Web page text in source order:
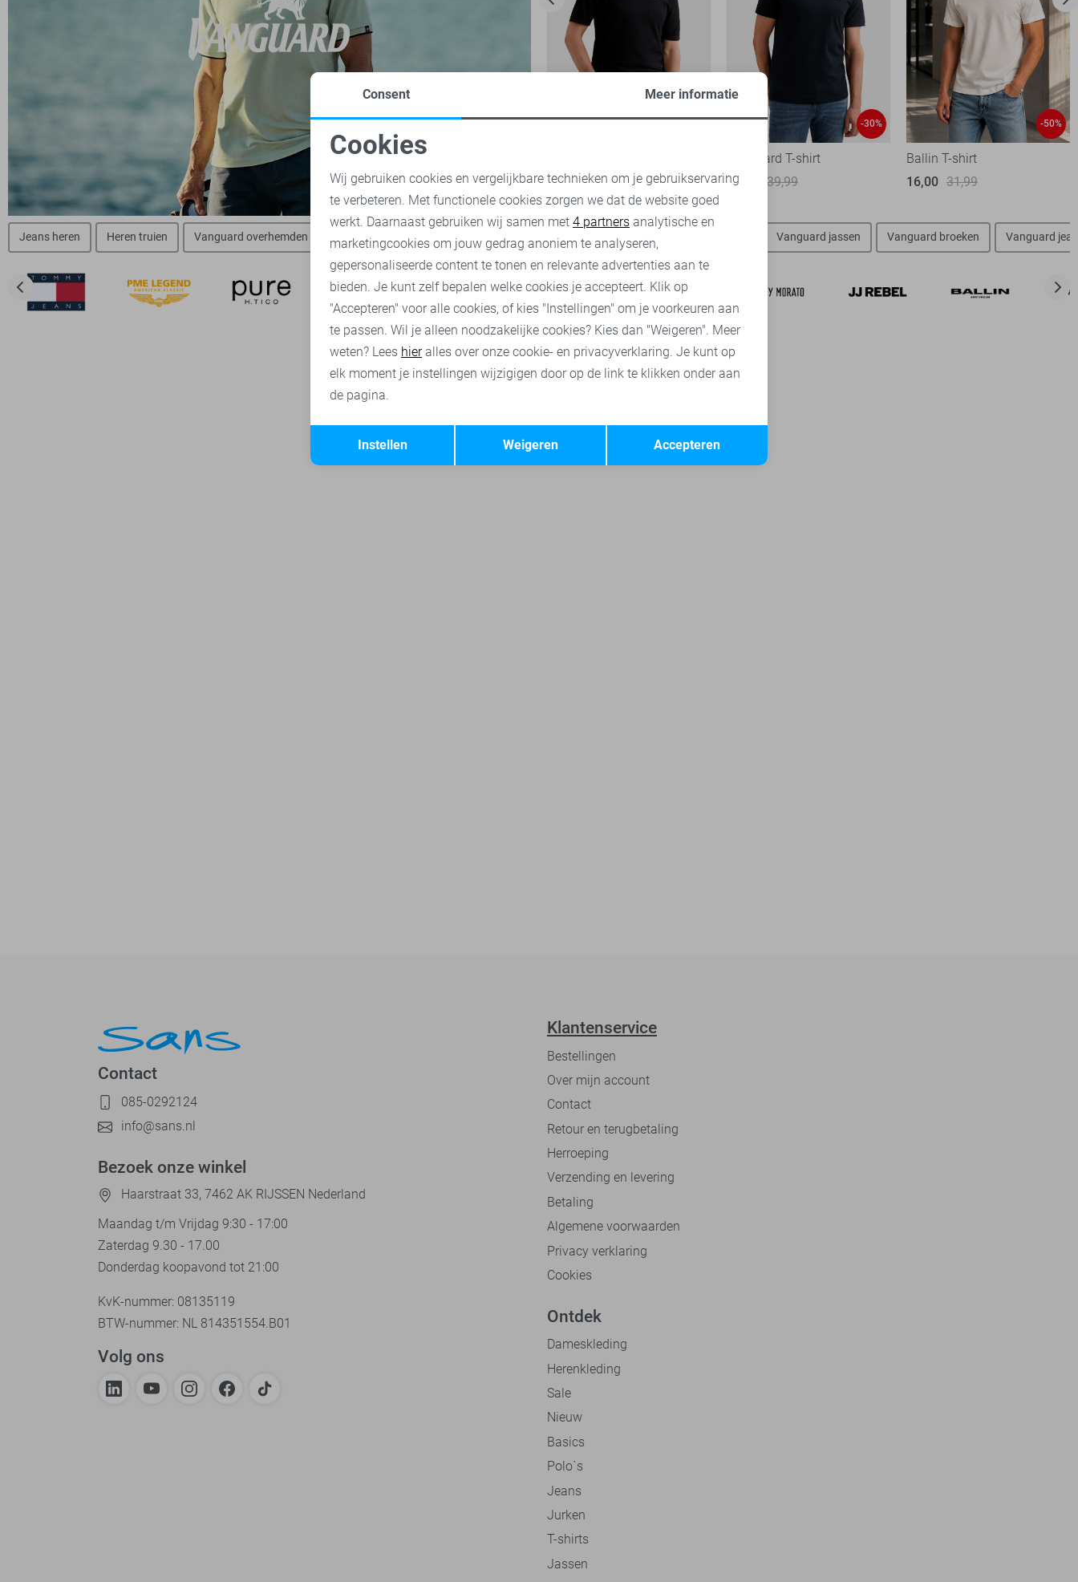
-30%
63,00
89,99
-30%
Vanguard T-shirt
28,00
39,99
-50%
Ballin T-shirt
16,00 31,99
Jeans heren Heren truien Vanguard overhemden Vanguard t-shirts Vanguard polo`s Vanguard truien Vanguard jassen Vanguard broeken Vanguard
Contact
085-0292124
info@sans.nl
Bezoek onze winkel
Haarstraat 33, 7462 AK RIJSSEN Nederland
Maandag t/m Vrijdag 9:30 - 17:00
Zaterdag 9.30 - 17.00
Donderdag koopavond tot 21:00
KvK-nummer: 08135119
BTW-nummer: NL 814351554.B01
Volg ons
Klantenservice
Bestellingen
Over mijn account
Contact
Retour en terugbetaling
Herroeping
Verzending en levering
Betaling
Algemene voorwaarden
Privacy verklaring
Cookies
Ontdek
Dameskleding
Herenkleding
Sale
Nieuw
Basics
Polo`s
Jeans
Jurken
T-shirts
Jassen
Noodzakelijke cookies
Analytische cookies Marketing cookies
Terug Opslaan
Consent Meer informatie
Cookies
Wij gebruiken cookies en vergelijkbare technieken om je gebruikservaring
te verbeteren. Met functionele cookies zorgen we dat de website goed
werkt. Daarnaast gebruiken wij samen met 4 partners analytische en
marketingcookies om jouw gedrag anoniem te analyseren,
gepersonaliseerde content te tonen en relevante advertenties aan te
bieden. Je kunt zelf bepalen welke cookies je accepteert. Klik op
"Accepteren" voor alle cookies, of kies "Instellingen" om je voorkeuren aan
te passen. Wil je alleen noodzakelijke cookies? Kies dan "Weigeren". Meer
weten? Lees hieralles over onze cookie- en privacyverklaring. Je kunt op
elk moment je instellingen wijzigigen door op de link te klikken onder aan
de pagina.
Accepteren
Weigeren
Instellen